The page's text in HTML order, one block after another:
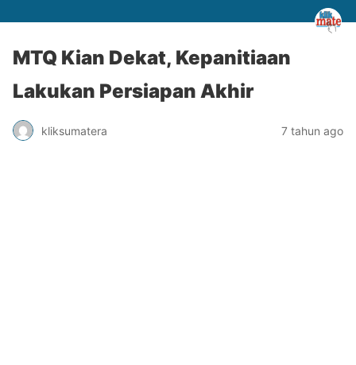
MTQ Kian Dekat, Kepanitiaan
Lakukan Persiapan Akhir
kliksumatera 7 tahun ago